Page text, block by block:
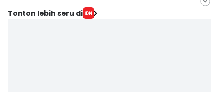
Editor
Tonton lebih seru di